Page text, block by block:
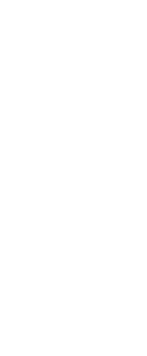
עצמית.
צדי המתרס.
ועל תחושת
המחיה ועל
רלוונטי
לא כותבים
תגובות
"שירת
מהרחוב
בלתי נשכח. מכל
שהוא צודק.
רגיל בפוליטיקה